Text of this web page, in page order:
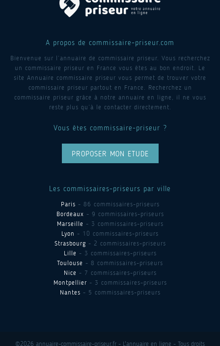
A propos de commissaire-priseur.com
Bienvenue sur l’annuaire de commissaire priseur. Vous recherchez
un commissaire priseur en France vous êtes au bon endroit. Le
site Annuaire commissaire priseur vous permet de trouver votre
commissaire priseur partout en France. Recherchez un
commissaire priseur grâce à notre annuaire en ligne, il ne vous
reste plus qu’à le contacter directement.
Vous êtes commissaire-priseur ?
PROPOSER MON ETUDE
Les commissaires-priseurs par ville
Paris - 86 commissaires-priseurs
Bordeaux - 9 commissaires-priseurs
Marseille - 3 commissaires-priseurs
Lyon - 10 commissaires-priseurs
Strasbourg - 2 commissaires-priseurs
Lille - 3 commissaires-priseurs
Toulouse - 8 commissaires-priseurs
Nice - 7 commissaires-priseurs
Montpellier - 3 commissaires-priseurs
Nantes - 5 commissaires-priseurs
©2026 annuaire-commissaire-priseur.fr - L'annuaire en ligne - Tous droits